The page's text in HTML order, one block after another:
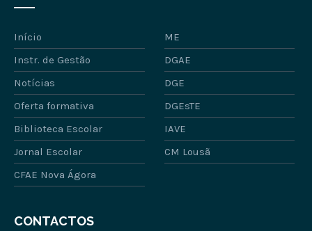
Início
ME
Instr. de Gestão
DGAE
Notícias
DGE
Oferta formativa
DGEsTE
Biblioteca Escolar
IAVE
Jornal Escolar
CM Lousã
CFAE Nova Ágora
CONTACTOS